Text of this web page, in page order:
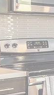
50€
votre